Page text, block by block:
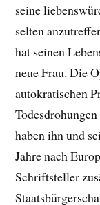
seine
selten
hat seinen
neue Frau. Die
autokratischen
haben ihn und
Jahre nach
Schriftsteller